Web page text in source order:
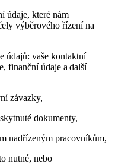
údaje, které nám
výběrového řízení na
údajů: vaše kontaktní
finanční údaje a další
závazky,
dokumenty,
nadřízeným pracovníkům,
nutné, nebo